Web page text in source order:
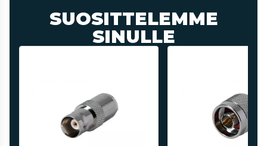
SUOSITTELEMME
SINULLE